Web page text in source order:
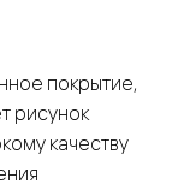
покрытие,
рисунок
качеству